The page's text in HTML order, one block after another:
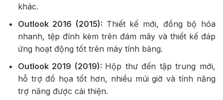
khác.
Outlook 2016 (2015): Thiết kế mới, đồng bộ hóa
nhanh, tệp đính kèm trên đám mây và thiết kế đáp
ứng hoạt động tốt trên máy tính bảng.
Outlook 2019 (2019): Hộp thư đến tập trung mới,
hỗ trợ đồ họa tốt hơn, nhiều múi giờ và tính năng
trợ năng được cải thiện.